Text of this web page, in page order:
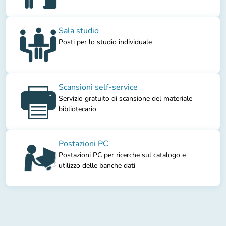
Sala studio
Posti per lo studio individuale
Scansioni self-service
Servizio gratuito di scansione del materiale
bibliotecario
Postazioni PC
Postazioni PC per ricerche sul catalogo e
utilizzo delle banche dati